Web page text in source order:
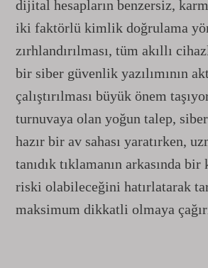
dijital hesapların benzersiz,
iki faktörlü kimlik doğrulama
zırhlandırılması, tüm akıllı
bir siber güvenlik yazılımının
çalıştırılması büyük önem
turnuvaya olan yoğun talep,
hazır bir av sahası yaratırken,
tanıdık tıklamanın arkasında bir
riski olabileceğini hatırlatarak
maksimum dikkatli olmaya